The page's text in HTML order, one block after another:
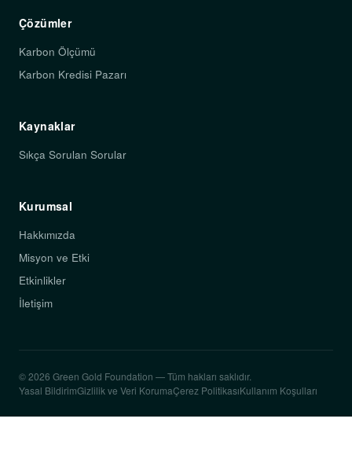
Çözümler
Karbon Ölçümü
Karbon Kredisi Pazarı
Kaynaklar
Sıkça Sorulan Sorular
Kurumsal
Hakkımızda
Misyon ve Etki
Etkinlikler
İletişim
© 2026 Green Gold Foundation — Tüm hakları saklıdır.
Yasal BildirimGizlilik ve Veri KorumaÇerez PolitikasıKullanım Koşulları